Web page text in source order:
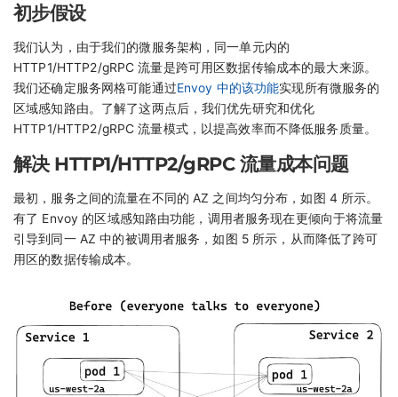
初步假设
我们认为，由于我们的微服务架构，同一单元内的
HTTP1/HTTP2/gRPC 流量是跨可用区数据传输成本的最大来源。
我们还确定服务网格可能通过Envoy 中的该功能实现所有微服务的
区域感知路由。了解了这两点后，我们优先研究和优化
HTTP1/HTTP2/gRPC 流量模式，以提高效率而不降低服务质量。
解决 HTTP1/HTTP2/gRPC 流量成本问题
最初，服务之间的流量在不同的 AZ 之间均匀分布，如图 4 所示。
有了 Envoy 的区域感知路由功能，调用者服务现在更倾向于将流量
引导到同一 AZ 中的被调用者服务，如图 5 所示，从而降低了跨可
用区的数据传输成本。